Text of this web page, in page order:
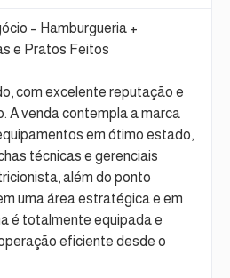
– Hamburgueria +
e Pratos Feitos
com excelente reputação e
A venda contempla a marca
em ótimo estado,
técnicas e gerenciais
além do ponto
uma área estratégica e em
é totalmente equipada e
eficiente desde o